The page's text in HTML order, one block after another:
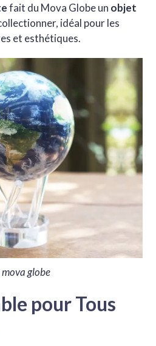
fait du Mova Globe un objet
idéal pour les
et esthétiques.
mova globe
pour Tous